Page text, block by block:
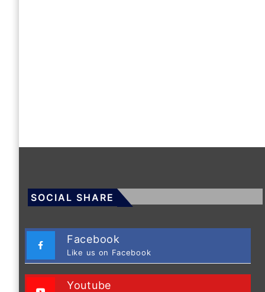
SOCIAL SHARE
Facebook
Like us on Facebook
Youtube